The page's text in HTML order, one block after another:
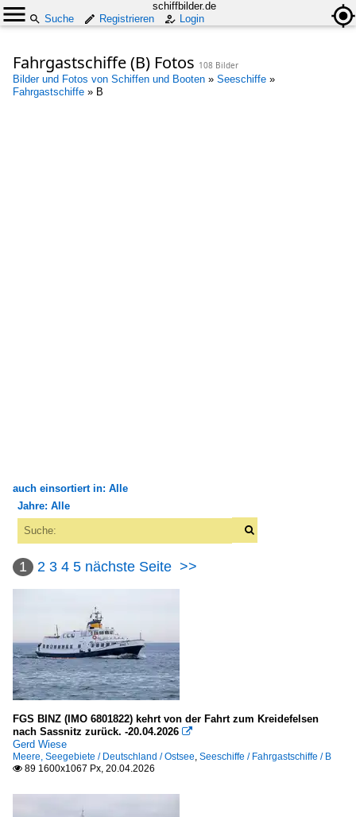
schiffbilder.de
Suche
Registrieren Login
Fahrgastschiffe (B) Fotos 108 Bilder
Bilder und Fotos von Schiffen und Booten » Seeschiffe »
Fahrgastschiffe » B
auch einsortiert in: Alle
Alle Kategorien
Binnenschiffe
Fjorde, Förden, Meerbusen
Norwegen
Oslofjord
Inselgruppen, Inseln
Jahre: Alle
2000
2004
2005
2007
2008
2009
1 2 3 4 5 nächste Seite >>
FGS BINZ (IMO 6801822) kehrt von der Fahrt zum Kreidefelsen
nach Sassnitz zurück. -20.04.2026 
Gerd Wiese
Meere, Seegebiete / Deutschland / Ostsee, Seeschiffe / Fahrgastschiffe / B
 89 1600x1067 Px, 20.04.2026